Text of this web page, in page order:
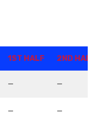
1ST HALF 2ND HALF
— —
— —